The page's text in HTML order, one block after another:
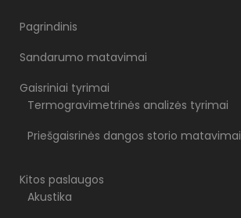
Pagrindinis
Sandarumo matavimai
Gaisriniai tyrimai
Termogravimetrinės analizės tyrimai
Priešgaisrinės dangos storio matavimai
Kitos paslaugos
Akustika